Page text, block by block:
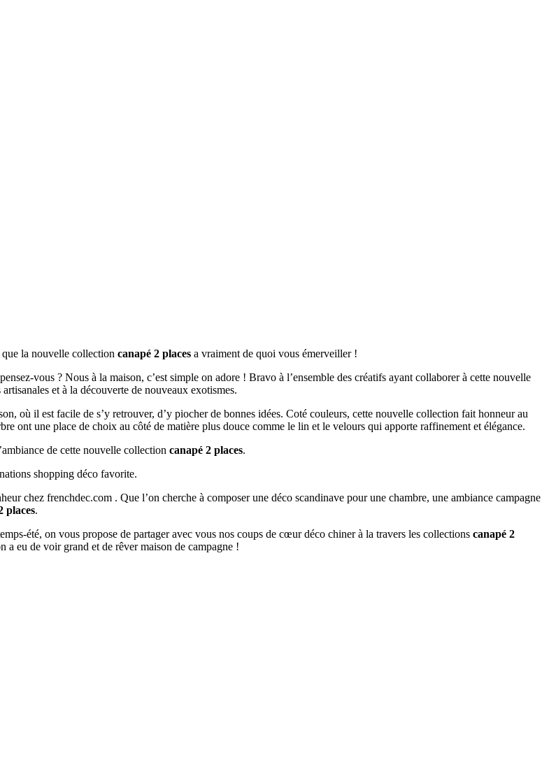
la nouvelle collection canapé 2 places a vraiment de quoi vous émerveiller !
vous ? Nous à la maison, c’est simple on adore ! Bravo à l’ensemble des créatifs ayant collaborer à cette nouvelle
et à la découverte de nouveaux exotismes.
où il est facile de s’y retrouver, d’y piocher de bonnes idées. Coté couleurs, cette nouvelle collection fait honneur au
ont une place de choix au côté de matière plus douce comme le lin et le velours qui apporte raffinement et élégance.
de cette nouvelle collection canapé 2 places.
shopping déco favorite.
chez frenchdec.com . Que l’on cherche à composer une déco scandinave pour une chambre, une ambiance campagne
places.
été, on vous propose de partager avec vous nos coups de cœur déco chiner à la travers les collections canapé 2
a eu de voir grand et de rêver maison de campagne !